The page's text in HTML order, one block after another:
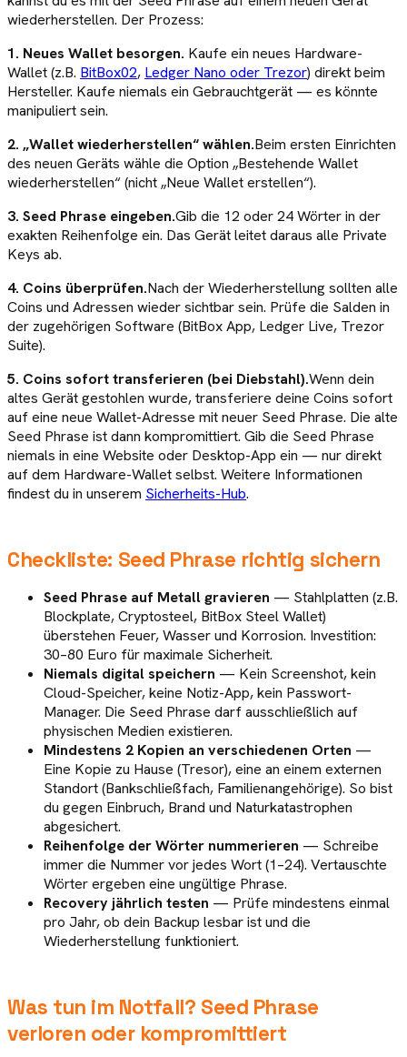
wiederherstellen. Der Prozess:
1. Neues Wallet besorgen. Kaufe ein neues Hardware-
Wallet (z.B. BitBox02, Ledger Nano oder Trezor) direkt beim
Hersteller. Kaufe niemals ein Gebrauchtgerät — es könnte
manipuliert sein.
2. „Wallet wiederherstellen“ wählen.Beim ersten Einrichten
des neuen Geräts wähle die Option „Bestehende Wallet
wiederherstellen“ (nicht „Neue Wallet erstellen“).
3. Seed Phrase eingeben.Gib die 12 oder 24 Wörter in der
exakten Reihenfolge ein. Das Gerät leitet daraus alle Private
Keys ab.
4. Coins überprüfen.Nach der Wiederherstellung sollten alle
Coins und Adressen wieder sichtbar sein. Prüfe die Salden in
der zugehörigen Software (BitBox App, Ledger Live, Trezor
Suite).
5. Coins sofort transferieren (bei Diebstahl).Wenn dein
altes Gerät gestohlen wurde, transferiere deine Coins sofort
auf eine neue Wallet-Adresse mit neuer Seed Phrase. Die alte
Seed Phrase ist dann kompromittiert. Gib die Seed Phrase
niemals in eine Website oder Desktop-App ein — nur direkt
auf dem Hardware-Wallet selbst. Weitere Informationen
findest du in unserem Sicherheits-Hub.
Checkliste: Seed Phrase richtig sichern
Seed Phrase auf Metall gravieren — Stahlplatten (z.B.
Blockplate, Cryptosteel, BitBox Steel Wallet)
überstehen Feuer, Wasser und Korrosion. Investition:
30–80 Euro für maximale Sicherheit.
Niemals digital speichern — Kein Screenshot, kein
Cloud-Speicher, keine Notiz-App, kein Passwort-
Manager. Die Seed Phrase darf ausschließlich auf
physischen Medien existieren.
Mindestens 2 Kopien an verschiedenen Orten —
Eine Kopie zu Hause (Tresor), eine an einem externen
Standort (Bankschließfach, Familienangehörige). So bist
du gegen Einbruch, Brand und Naturkatastrophen
abgesichert.
Reihenfolge der Wörter nummerieren — Schreibe
immer die Nummer vor jedes Wort (1–24). Vertauschte
Wörter ergeben eine ungültige Phrase.
Recovery jährlich testen — Prüfe mindestens einmal
pro Jahr, ob dein Backup lesbar ist und die
Wiederherstellung funktioniert.
Was tun im Notfall? Seed Phrase
verloren oder kompromittiert